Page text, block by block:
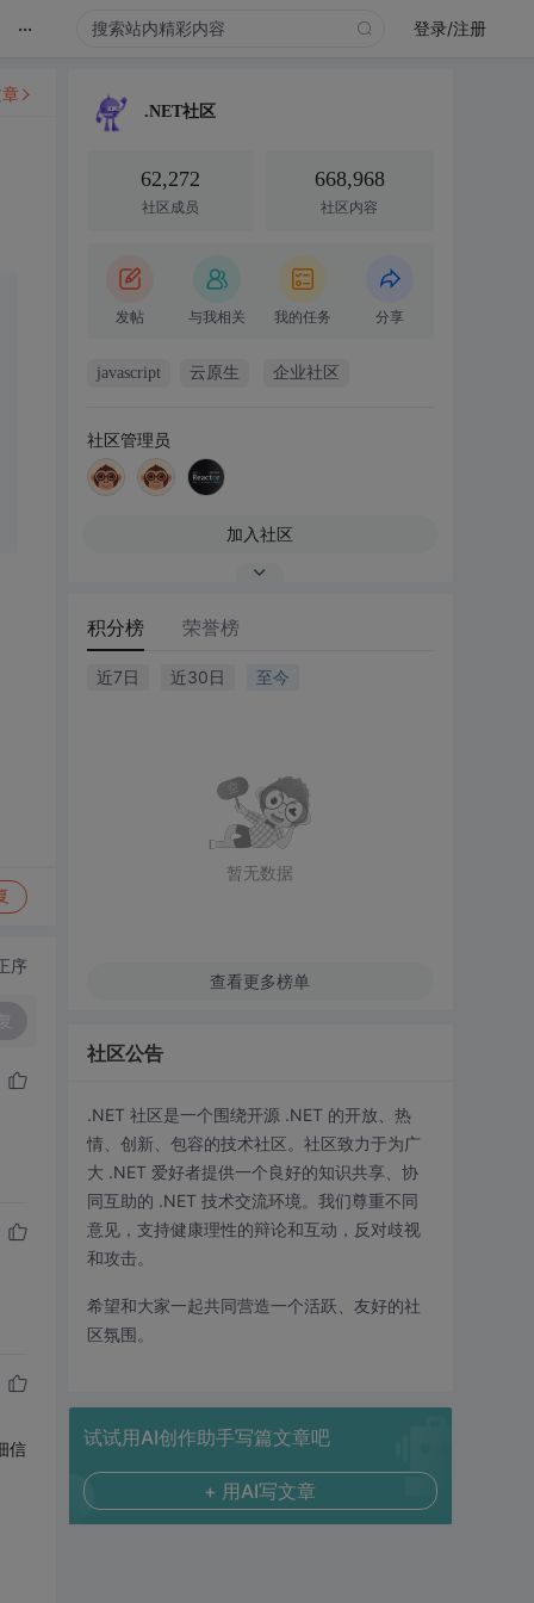
... 登录/注册
序
信
.NET社区
62,272
社区成员
668,968
社区内容
发帖 与我相关 我的任务 分享
javascript 云原生 企业社区
社区管理员
加入社区
积分榜 荣誉榜
近7日 近30日 至今
暂无数据
查看更多榜单
社区公告
.NET 社区是一个围绕开源 .NET 的开放、热
情、创新、包容的技术社区。社区致力于为广
大 .NET 爱好者提供一个良好的知识共享、协
同互助的 .NET 技术交流环境。我们尊重不同
意见，支持健康理性的辩论和互动，反对歧视
和攻击。
希望和大家一起共同营造一个活跃、友好的社
区氛围。
试试用AI创作助手写篇文章吧
+ 用AI写文章